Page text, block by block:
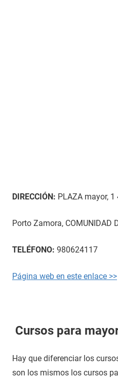
DIRECCIÓN: PLAZA mayor, 1
Porto Zamora, COMUNIDAD
TELÉFONO: 980624117
Página web en este enlace >>
Cursos para
Hay que diferenciar los
son los mismos los cursos